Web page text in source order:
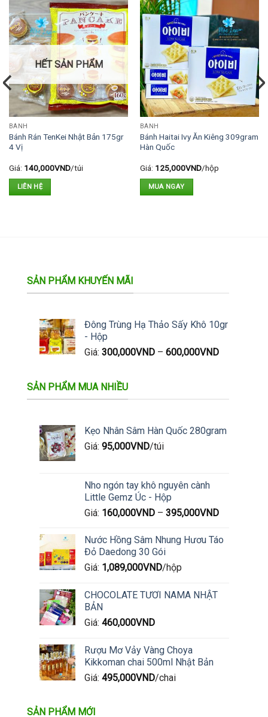
HẾT SẢN PHẨM
BÁNH
Bánh Rán TenKei Nhật Bản 175gr
4 Vị
Giá: 140,000VND/túi
LIÊN HỆ
BÁNH
Bánh Haitai Ivy Ăn Kiêng 309gram
Hàn Quốc
Giá: 125,000VND/hộp
MUA NGAY
SẢN PHẨM KHUYẾN MÃI
Đông Trùng Hạ Thảo Sấy Khô 10gr
- Hộp
Giá: 300,000VND– 600,000VND
SẢN PHẨM MUA NHIỀU
Kẹo Nhân Sâm Hàn Quốc 280gram
Giá: 95,000VND/túi
Nho ngón tay khô nguyên cành
Little Gemz Úc - Hộp
Giá: 160,000VND– 395,000VND
Nước Hồng Sâm Nhung Hươu Táo
Đỏ Daedong 30 Gói
Giá: 1,089,000VND/hộp
CHOCOLATE TƯƠI NAMA NHẬT
BẢN
Giá: 460,000VND
Rượu Mơ Vảy Vàng Choya
Kikkoman chai 500ml Nhật Bản
Giá: 495,000VND/chai
SẢN PHẨM MỚI